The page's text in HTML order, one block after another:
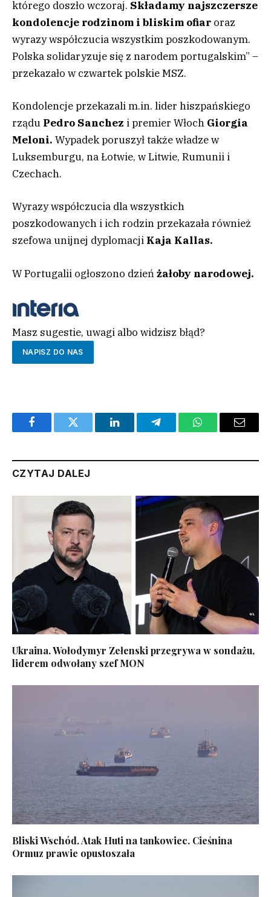
którego doszło wczoraj. Składamy najszczersze
kondolencje rodzinom i bliskim ofiar oraz
wyrazy współczucia wszystkim poszkodowanym.
Polska solidaryzuje się z narodem portugalskim” –
przekazało w czwartek polskie MSZ.
Kondolencje przekazali m.in. lider hiszpańskiego
rządu Pedro Sanchez i premier Włoch Giorgia
Meloni. Wypadek poruszył także władze w
Luksemburgu, na Łotwie, w Litwie, Rumunii i
Czechach.
Wyrazy współczucia dla wszystkich
poszkodowanych i ich rodzin przekazała również
szefowa unijnej dyplomacji Kaja Kallas.
W Portugalii ogłoszono dzieńżałoby narodowej.
Masz sugestie, uwagi albo widzisz błąd?
NAPISZ DO NAS
FacebookTwitter LinkedInTelegramWhatsAppEmail
CZYTAJ DALEJ
Ukraina. Wołodymyr Zełenski przegrywa w sondażu,
liderem odwołany szef MON
Bliski Wschód. Atak Huti na tankowiec. Cieśnina
Ormuz prawie opustoszała